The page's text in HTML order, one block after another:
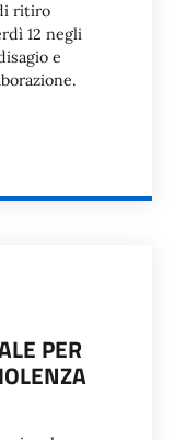
ritiro
12 negli
e
PER